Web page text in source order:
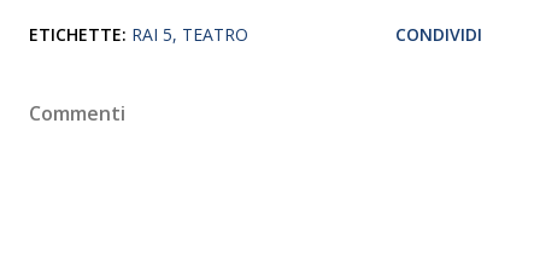
ETICHETTE: RAI 5 TEATRO CONDIVIDI
Commenti